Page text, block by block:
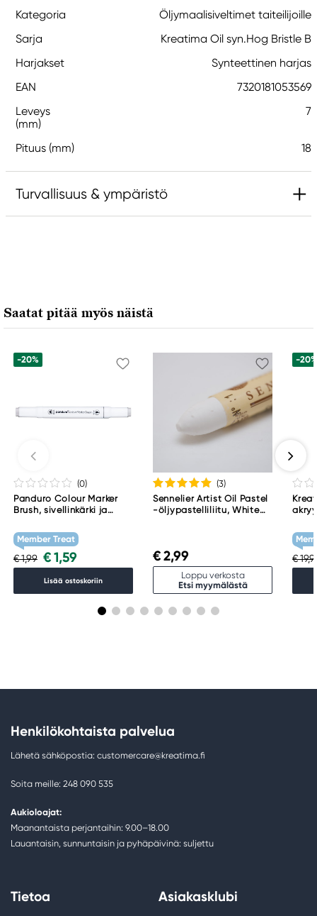
Kategoria
Öljymaalisiveltimet taiteilijoille
Sarja
Kreatima Oil syn.Hog Bristle B
Harjakset
Synteettinen harjas
EAN
7320181053569
Leveys
(mm)
7
Pituus (mm) 18
Turvallisuus & ympäristö
www.panduro.com
+46 (04) 22 30 70
Saatat pitää myös näistä
-20%
(0)
Panduro Colour Marker
Brush, sivellinkärki ja
WG1
Member Treat
€ 1,99 € 1,59
Lisää ostoskoriin
(3)
Sennelier Artist Oil Pastel
-öljypastelliliitu, White
€ 2,99
Loppu verkosta
Etsi myymälästä
-
€
Henkilökohtaista palvelua
Lähetä sähköpostia: customercare@kreatima.fi
Soita meille: 248 090 535
Aukioloajat:
Maanantaista perjantaihin: 9.00–18.00
Lauantaisin, sunnuntaisin ja pyhäpäivinä: suljettu
Tietoa Asiakasklubi